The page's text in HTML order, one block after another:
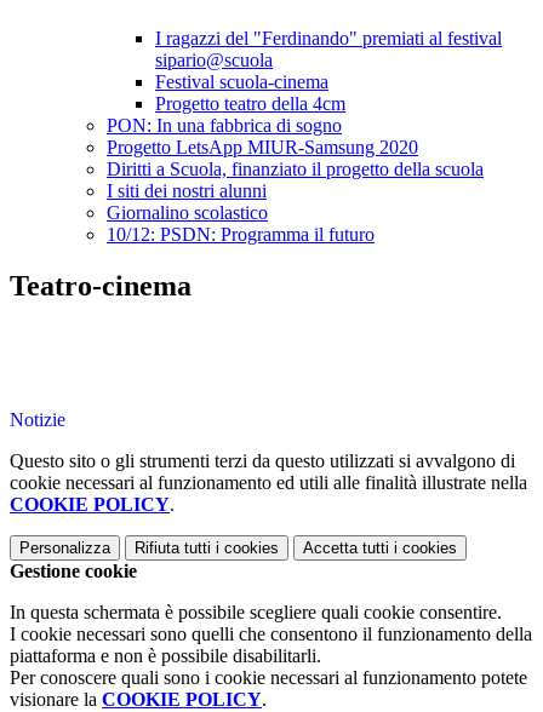
I ragazzi del "Ferdinando" premiati al festival
sipario@scuola
Festival scuola-cinema
Progetto teatro della 4cm
PON: In una fabbrica di sogno
Progetto LetsApp MIUR-Samsung 2020
Diritti a Scuola, finanziato il progetto della scuola
I siti dei nostri alunni
Giornalino scolastico
10/12: PSDN: Programma il futuro
Teatro-cinema
Notizie
Questo sito o gli strumenti terzi da questo utilizzati si avvalgono di
cookie necessari al funzionamento ed utili alle finalità illustrate nella
COOKIE POLICY.
Personalizza Rifiuta tutti i cookies Accetta tutti i cookies
Gestione cookie
In questa schermata è possibile scegliere quali cookie consentire.
I cookie necessari sono quelli che consentono il funzionamento della
piattaforma e non è possibile disabilitarli.
Per conoscere quali sono i cookie necessari al funzionamento potete
visionare la COOKIE POLICY.